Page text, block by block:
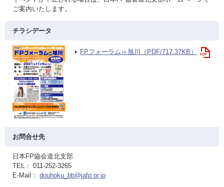
ご案内いたします。
チラシデータ
FPフォーラム㏌旭川（PDF/717.37KB）
お問合せ先
日本FP協会道北支部
TEL： 011-252-3265
E-Mail： douhoku_bb@jafp.or.jp